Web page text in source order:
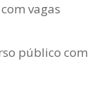
vagas
público com